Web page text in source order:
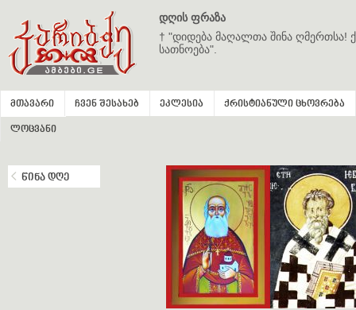
დღის ფრაზა
† "დიდება მაღალთა შინა ღმერთსა!
სათნოება".
მთავარი ჩვენ შესახებ ეკლესია ქრისტიანული ცხოვრება
ლოცვანი
წინა დღე